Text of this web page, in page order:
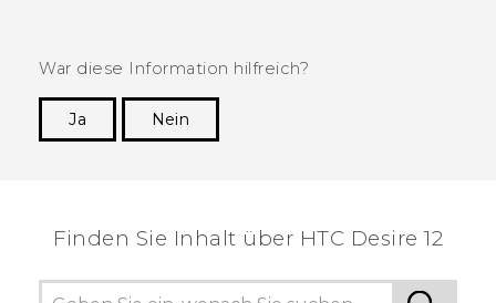
War diese Information hilfreich?
Ja
Nein
Finden Sie Inhalt über‎ HTC Desire 12